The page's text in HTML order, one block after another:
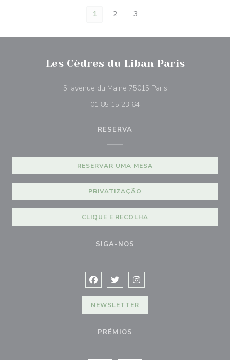
1 2 3
Les Cèdres du Liban Paris
5, avenue du Maine 75015 Paris((abre numa nova
01 85 15 23 64
RESERVA
RESERVAR UMA MESA
PRIVATIZAÇÃO
CLIQUE E RECOLHA
SIGA-NOS
Facebook ((abre numa nova janela))
Twitter ((abre numa nova
Instagram ((abre numa
NEWSLETTER
PRÉMIOS